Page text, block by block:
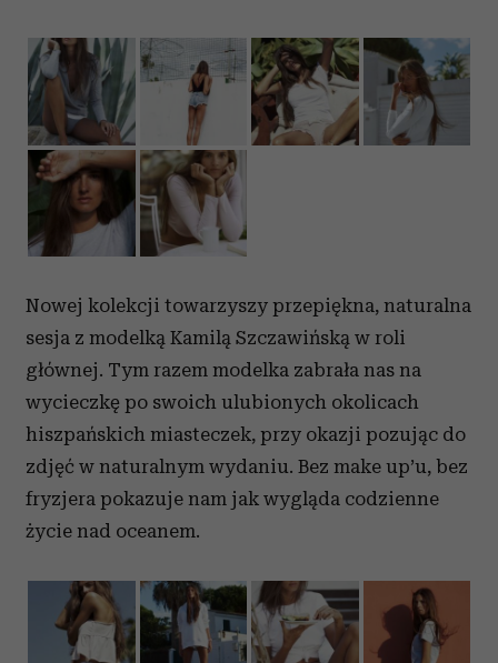
Nowej kolekcji towarzyszy przepiękna, naturalna
sesja z modelką Kamilą Szczawińską w roli
głównej. Tym razem modelka zabrała nas na
wycieczkę po swoich ulubionych okolicach
hiszpańskich miasteczek, przy okazji pozując do
zdjęć w naturalnym wydaniu. Bez make up’u, bez
fryzjera pokazuje nam jak wygląda codzienne
życie nad oceanem.